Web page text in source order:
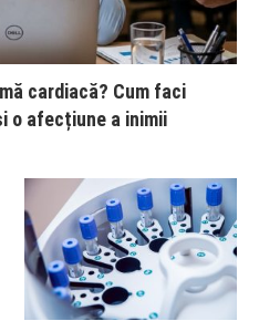
cardiacă? Cum faci
o afecțiune a inimii